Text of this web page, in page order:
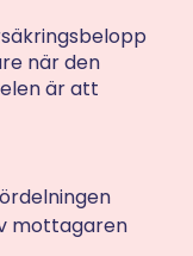
när den
är att
mottagaren